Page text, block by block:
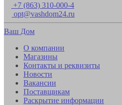
+7 (863) 310-000-4
opt@vashdom24.ru
Ваш Дом
О компании
Магазины
Контакты и реквизиты
Новости
Вакансии
Поставщикам
Раскрытие информации